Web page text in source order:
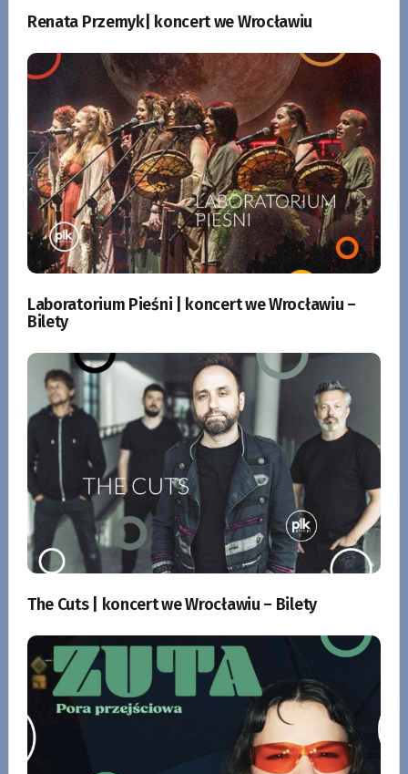
Renata Przemyk| koncert we Wrocławiu
Laboratorium Pieśni | koncert we Wrocławiu –
Bilety
The Cuts | koncert we Wrocławiu – Bilety